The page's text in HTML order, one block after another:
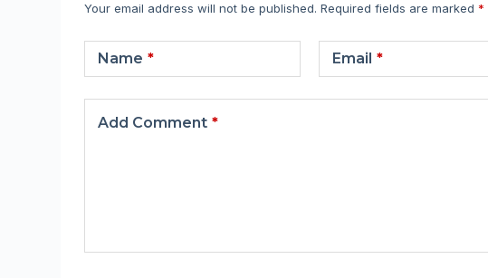
Your email address will not be published. Required fields are marked *
Name * Email *
Add Comment *